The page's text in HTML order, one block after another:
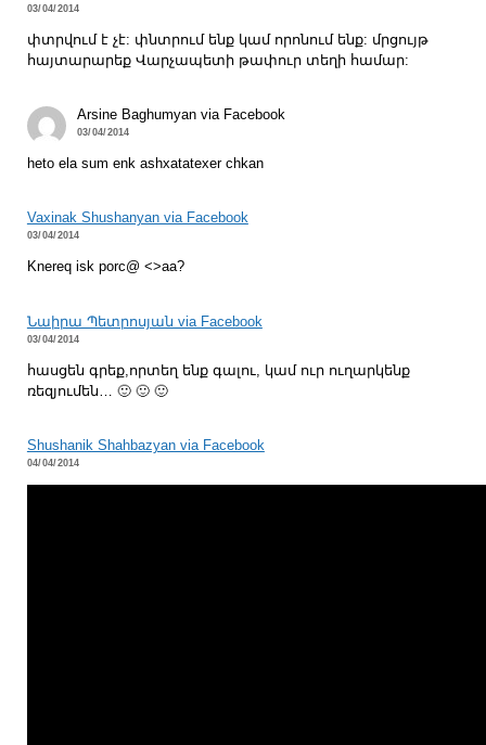
03/04/2014
փտրվում է չէ: փնտրում ենք կամ որոնում ենք: մրցույթ
հայտարարեք Վարչապետի թափուր տեղի համար:
Arsine Baghumyan via Facebook
03/04/2014
heto ela sum enk ashxatatexer chkan
Vaxinak Shushanyan via Facebook
03/04/2014
Knereq isk porc@ <>aa?
Նաիրա Պետրոսյան via Facebook
03/04/2014
հասցեն գրեք,որտեղ ենք գալու, կամ ուր ուղարկենք
ռեզյումեն… 🙂 🙂 🙂
Shushanik Shahbazyan via Facebook
04/04/2014